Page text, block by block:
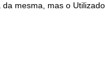
mesma, mas o